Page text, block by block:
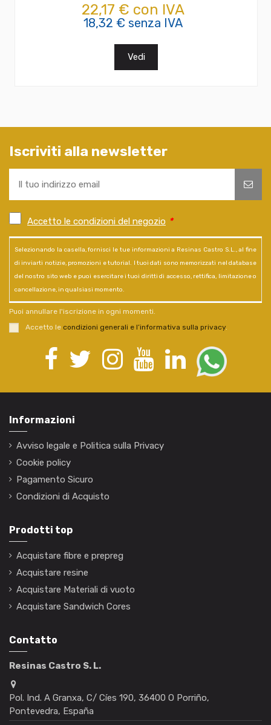
22,17 € con IVA
18,32 € senza IVA
Vedi
Iscriviti alla newsletter
Accetto le condizioni del negozio *
Selezionando la casella, fornisci le tue informazioni a Resinas Castro S.L., al fine
di inviarti notizie, promozioni e tutorial. I tuoi dati sono memorizzati nel database
del nostro sito web e puoi esercitare i tuoi diritti di accesso, rettifica, limitazione o
cancellazione, in qualsiasi momento.
Puoi annullare l'iscrizione in ogni momenti.
Accetto le condizioni generali e l’informativa sulla privacy.
Informazioni
Avviso legale e Politica sulla Privacy
Cookie policy
Pagamento Sicuro
Condizioni di Acquisto
Prodotti top
Acquistare fibre e prepreg
Acquistare resine
Acquistare Materiali di vuoto
Acquistare Sandwich Cores
Contatto
Resinas Castro S. L.
Pol. Ind. A Granxa, C/ Cíes 190, 36400 O Porriño,
Pontevedra, España